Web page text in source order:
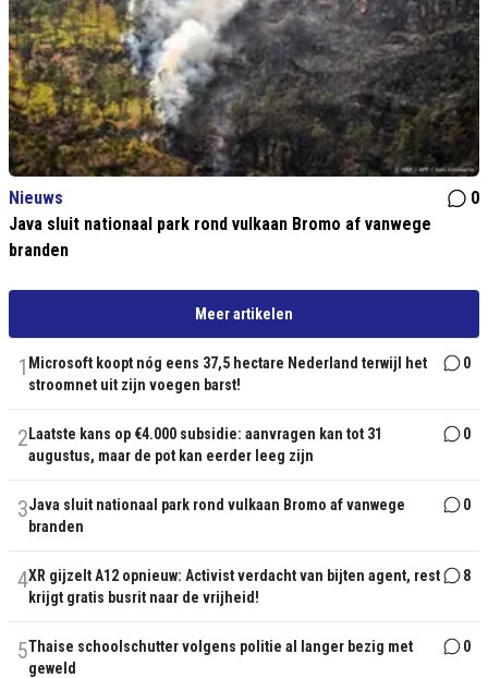
Nieuws
0
Java sluit nationaal park rond vulkaan Bromo af vanwege
branden
Meer artikelen
1 Microsoft koopt nóg eens 37,5 hectare Nederland terwijl het
stroomnet uit zijn voegen barst!
0
2 Laatste kans op €4.000 subsidie: aanvragen kan tot 31
augustus, maar de pot kan eerder leeg zijn
0
3Java sluit nationaal park rond vulkaan Bromo af vanwege
branden
0
4XR gijzelt A12 opnieuw: Activist verdacht van bijten agent, rest
krijgt gratis busrit naar de vrijheid!
8
5Thaise schoolschutter volgens politie al langer bezig met
geweld
0